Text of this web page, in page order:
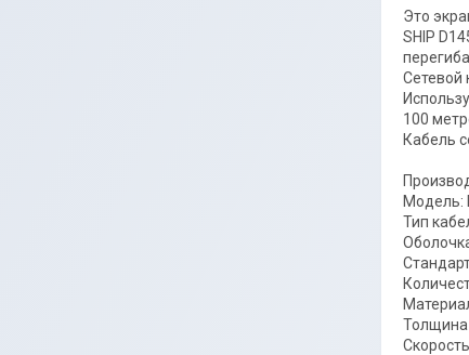
Это
SHIP
Сетевой
100
Кабель
Модель:
Тип